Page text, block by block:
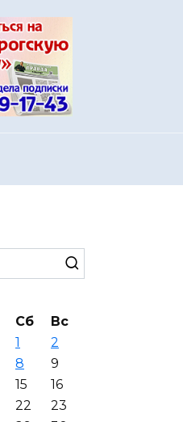
Сб
Вс
1
2
8
9
15
16
22
23